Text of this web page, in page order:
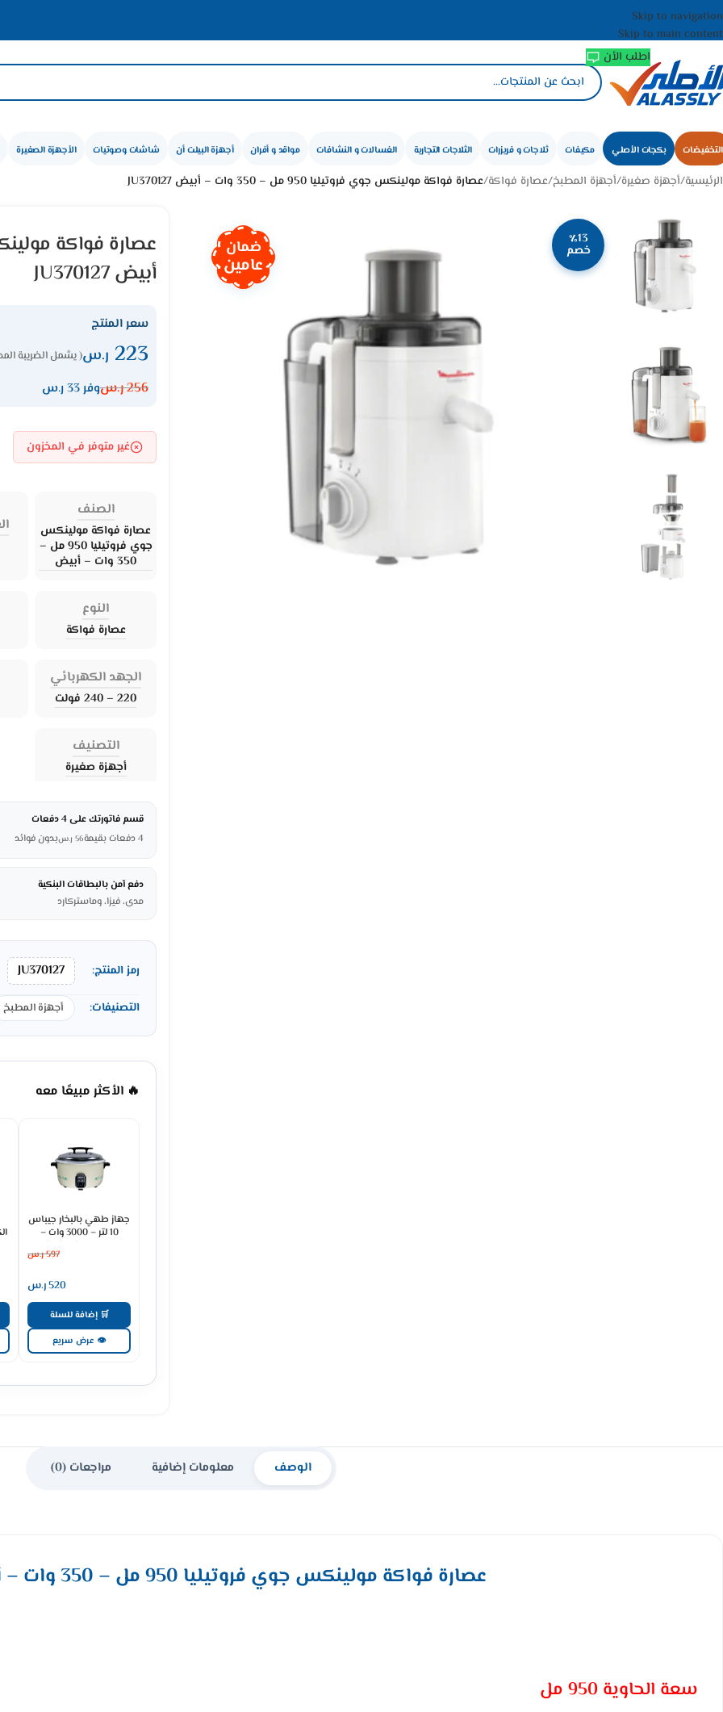
Skip to navigation
Skip to main content
اطلب الأن
التخفيضات بكجات الأصلي مكيفات ثلاجات و فريزرات الثلاجات التجارية الغسالات و النشافات مواقد و أفران أجهزة البيلت أن شاشات وصوتيات الأجهزة الصغيرة
الرئيسية/أجهزة صغيرة/أجهزة المطبخ/عصارة فواكة/عصارة فواكة مولينكس جوي فروتيليا 950 مل – 350 وات – أبيض JU370127
٪13
خصم ضمان
عامين
أبيض JU370127
سعر المنتج
223 ر.س( يشمل الضريبة
256ر.سوفر 33 ر.س
غير متوفر في المخزون
الصنف
عصارة فواكة مولينكس
جوي فروتيليا 950 مل –
350 وات – أبيض
النوع
عصارة فواكة
الجهد الكهربائي
220 – 240 فولت
التصنيف
أجهزة صغيرة
قسم فاتورتك على 4 دفعات
4 دفعات بقيمة
56 ر.سبدون فوائد
دفع آمن بالبطاقات البنكية
مدى، فيزا، وماستركارد
رمز المنتج: JU370127
التصنيفات: أجهزة المطبخ
🔥 الأكثر مبيعًا معه
جهاز طهي بالبخار جيباس
10 لتر – 3000 وات –
597ر.س
520ر.س
🛒 إضافة للسلة
👁 عرض سريع
الوصف معلومات إضافية مراجعات (0)
عصارة فواكة مولينكس جوي فروتيليا 950 مل – 350 وات – أبيض JU370127
سعة الحاوية 950 مل